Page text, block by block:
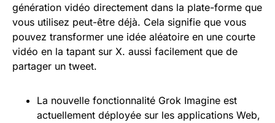
génération vidéo directement dans la plate-forme que
vous utilisez peut-être déjà. Cela signifie que vous
pouvez transformer une idée aléatoire en une courte
vidéo en la tapant sur X. aussi facilement que de
partager un tweet.
La nouvelle fonctionnalité Grok Imagine est
actuellement déployée sur les applications Web,